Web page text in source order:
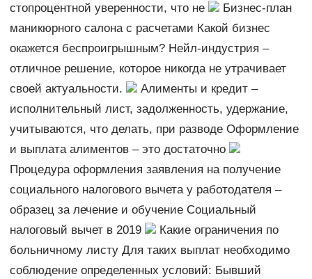
стопроцентной уверенности, что не
Бизнес-план
маникюрного салона с расчетами Какой бизнес
окажется беспроигрышным? Нейл-индустрия –
отличное решение, которое никогда не утрачивает
своей актуальности.
Алименты и кредит –
исполнительный лист, задолженность, удержание,
учитываются, что делать, при разводе Оформление
и выплата алиментов – это достаточно
Процедура оформления заявления на получение
социального налогового вычета у работодателя –
образец за лечение и обучение Социальный
налоговый вычет в 2019
Какие ограничения по
больничному листу Для таких выплат необходимо
соблюдение определенных условий: Бывший